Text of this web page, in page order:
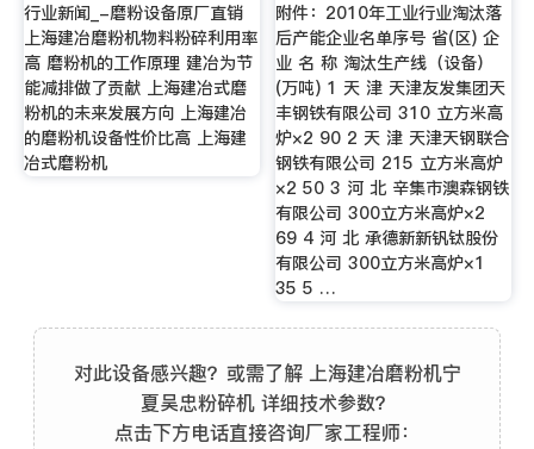
行业新闻_-磨粉设备原厂直销
上海建冶磨粉机物料粉碎利用率
高 磨粉机的工作原理 建冶为节
能减排做了贡献 上海建冶式磨
粉机的未来发展方向 上海建冶
的磨粉机设备性价比高 上海建
冶式磨粉机
附件：2010年工业行业淘汰落
后产能企业名单序号 省(区) 企
业 名 称 淘汰生产线（设备）
(万吨) 1 天 津 天津友发集团天
丰钢铁有限公司 310 立方米高
炉×2 90 2 天 津 天津天钢联合
钢铁有限公司 215 立方米高炉
×2 50 3 河 北 辛集市澳森钢铁
有限公司 300立方米高炉×2
69 4 河 北 承德新新钒钛股份
有限公司 300立方米高炉×1
35 5 …
对此设备感兴趣？或需了解 上海建冶磨粉机宁
夏吴忠粉碎机 详细技术参数？
点击下方电话直接咨询厂家工程师：